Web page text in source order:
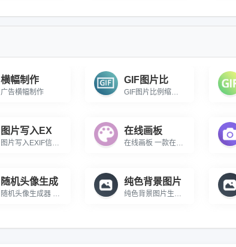
横幅制作
广告横幅制作
GIF图片比
GIF图片比例缩放 免费在线对GIF图片进行比例缩放
图片写入EX
图片写入EXIF信息 在线批量向图片中写入EXIF信息
在线画板
在线画板 一款在线的彩色绘画工具
随机头像生成
随机头像生成器 一款可以生成随机头像的在线小工具
纯色背景图片
纯色背景图片生成器 在线生成纯色背景的图片小工具